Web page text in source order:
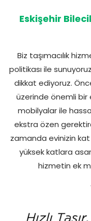
Eskişehir
Biz taşımacılık
politikası ile
dikkat ediyoruz.
üzerinde önemli bir
mobilyalar ile
ekstra özen
zamanda evinizin kat
yüksek katlara
hizmetin ek